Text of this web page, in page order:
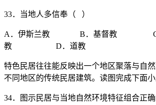
33．当地人多信奉（ ）
A．伊斯兰教 B．基督教 C
教 D．道教
特色民居往往能反映出一个地区聚落与自
不同地区的传统民居建筑。读图完成下面小
34．图示民居与当地自然环境特征组合正